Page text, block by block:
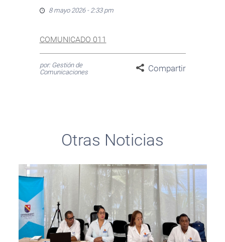
8 mayo 2026 - 2:33 pm
COMUNICADO 011
por: Gestión de
Comunicaciones
Compartir
Otras Noticias